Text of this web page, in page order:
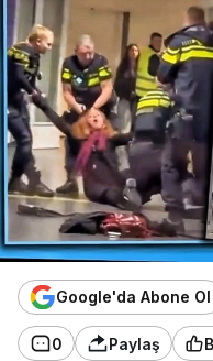
Google'da Abone Ol
0 Paylaş